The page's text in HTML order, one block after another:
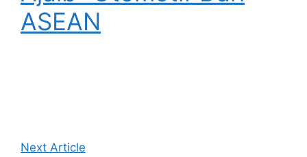
ASEAN
Next Article